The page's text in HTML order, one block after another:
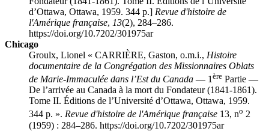
d’Ottawa, Ottawa, 1959. 344 p.] Revue d'histoire de
l'Amérique française, 13(2), 284–286.
https://doi.org/10.7202/301975ar
Chicago
Groulx, Lionel « CARRIÈRE, Gaston, o.m.i., Histoire
documentaire de la Congrégation des Missionnaires Oblats
de Marie-Immaculée dans l’Est du Canada — 1ère Partie —
De l’arrivée au Canada à la mort du Fondateur (1841-1861).
Tome II. Éditions de l’Université d’Ottawa, Ottawa, 1959.
344 p. ». Revue d'histoire de l'Amérique française 13, no 2
(1959) : 284–286. https://doi.org/10.7202/301975ar